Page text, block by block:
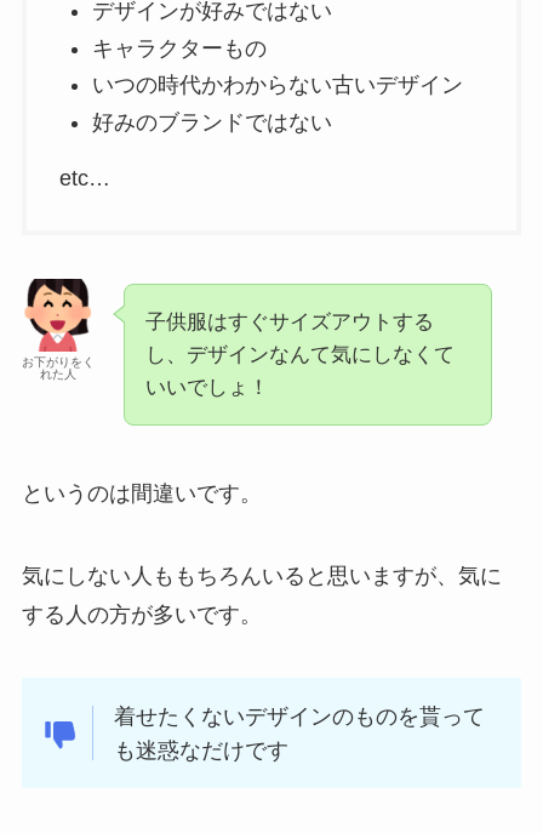
デザインが好みではない
キャラクターもの
いつの時代かわからない古いデザイン
好みのブランドではない
etc…
お下がりをく
れた人
子供服はすぐサイズアウトする
し、デザインなんて気にしなくて
いいでしょ！
というのは間違いです。
気にしない人ももちろんいると思いますが、気に
する人の方が多いです。
着せたくないデザインのものを貰って
も迷惑なだけです